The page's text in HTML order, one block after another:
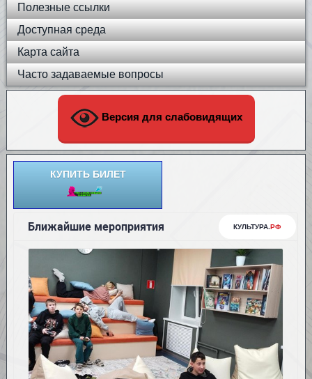
Полезные ссылки
Доступная среда
Карта сайта
Часто задаваемые вопросы
Версия для слабовидящих
КУПИТЬ БИЛЕТ